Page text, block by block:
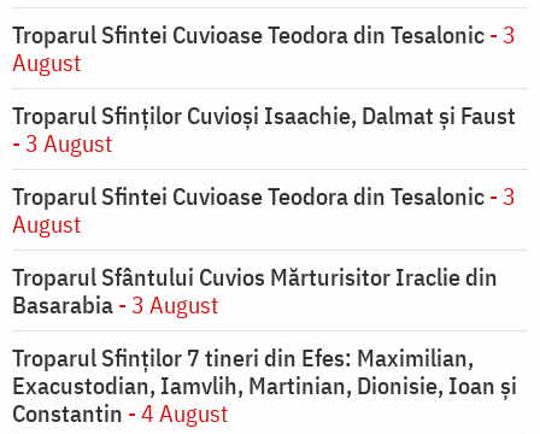
Troparul Sfintei Cuvioase Teodora din Tesalonic- 3
August
Troparul Sfinţilor Cuvioşi Isaachie, Dalmat şi Faust
- 3 August
Troparul Sfintei Cuvioase Teodora din Tesalonic- 3
August
Troparul Sfântului Cuvios Mărturisitor Iraclie din
Basarabia- 3 August
Troparul Sfinţilor 7 tineri din Efes: Maximilian,
Exacustodian, Iamvlih, Martinian, Dionisie, Ioan şi
Constantin - 4 August